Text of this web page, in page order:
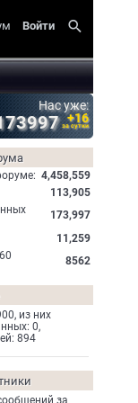
Войти search
Нас уже:
+16
за сутки
4,458,559
113,905
173,997
11,259
8562
из них
0,
894
за